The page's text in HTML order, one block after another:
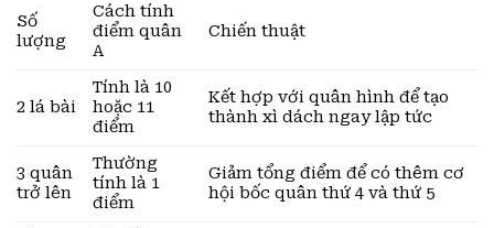
Số
lượng
Cách tính
điểm quân
A
Chiến thuật
2 lá bài
Tính là 10
hoặc 11
điểm
Kết hợp với quân hình để tạo
thành xì dách ngay lập tức
3 quân
trở lên
Thường
tính là 1
điểm
Giảm tổng điểm để có thêm cơ
hội bốc quân thứ 4 và thứ 5